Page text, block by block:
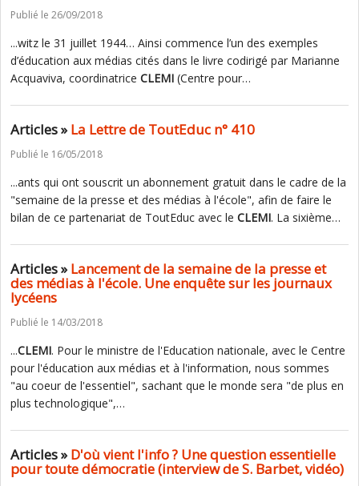
Publié le 26/09/2018
...witz le 31 juillet 1944… Ainsi commence l’un des exemples
d’éducation aux médias cités dans le livre codirigé par Marianne
Acquaviva, coordinatrice CLEMI (Centre pour…
Articles »La Lettre de ToutEduc n° 410
Publié le 16/05/2018
...ants qui ont souscrit un abonnement gratuit dans le cadre de la
"semaine de la presse et des médias à l'école", afin de faire le
bilan de ce partenariat de ToutEduc avec le CLEMI. La sixième…
Articles »Lancement de la semaine de la presse et
des médias à l'école. Une enquête sur les journaux
lycéens
Publié le 14/03/2018
...CLEMI. Pour le ministre de l'Education nationale, avec le Centre
pour l'éducation aux médias et à l'information, nous sommes
"au coeur de l'essentiel", sachant que le monde sera "de plus en
plus technologique",…
Articles »D'où vient l'info ? Une question essentielle
pour toute démocratie (interview de S. Barbet, vidéo)